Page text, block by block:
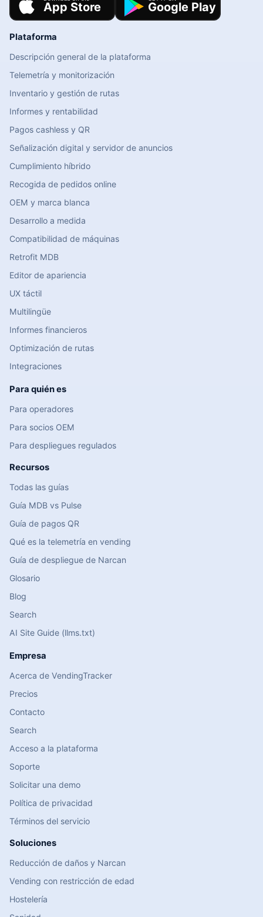
Plataforma
Descripción general de la plataforma
Telemetría y monitorización
Inventario y gestión de rutas
Informes y rentabilidad
Pagos cashless y QR
Señalización digital y servidor de anuncios
Cumplimiento híbrido
Recogida de pedidos online
OEM y marca blanca
Desarrollo a medida
Compatibilidad de máquinas
Retrofit MDB
Editor de apariencia
UX táctil
Multilingüe
Informes financieros
Optimización de rutas
Integraciones
Para quién es
Para operadores
Para socios OEM
Para despliegues regulados
Recursos
Todas las guías
Guía MDB vs Pulse
Guía de pagos QR
Qué es la telemetría en vending
Guía de despliegue de Narcan
Glosario
Blog
Search
AI Site Guide (llms.txt)
Empresa
Acerca de VendingTracker
Precios
Contacto
Search
Acceso a la plataforma
Soporte
Solicitar una demo
Política de privacidad
Términos del servicio
Soluciones
Reducción de daños y Narcan
Vending con restricción de edad
Hostelería